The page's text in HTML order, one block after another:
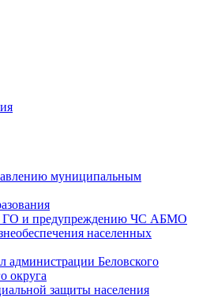
муниципальным
ГО и предупреждению ЧС АБМО
населенных
администрации Беловского
округа
защиты населения